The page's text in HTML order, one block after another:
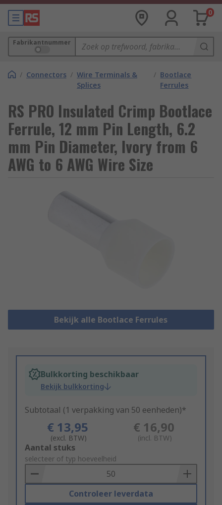
0
Fabrikantnummer
/ Connectors / Wire Terminals &
Splices
/ Bootlace
Ferrules
RS PRO Insulated Crimp Bootlace
Ferrule, 12 mm Pin Length, 6.2
mm Pin Diameter, Ivory from 6
AWG to 6 AWG Wire Size
Bekijk alle Bootlace Ferrules
Bulkkorting beschikbaar
Bekijk bulkkorting
Subtotaal (1 verpakking van 50 eenheden)*
€ 13,95
(excl. BTW)
€ 16,90
(incl. BTW)
Add
to
Basket
Aantal stuks
selecteer of typ hoeveelheid
Controleer leverdata